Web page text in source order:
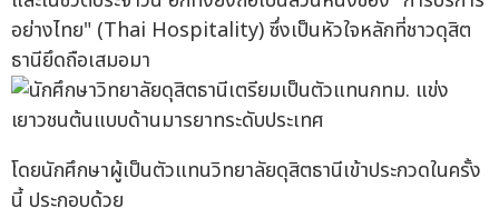
อย่างไทย" (Thai Hospitality) ซึ่งเป็นหัวใจหลักที่ชาวดุสิต
ธานียึดถือเสมอมา
โดยนักศึกษาผู้เป็นตัวแทนวิทยาลัยดุสิตธานีเข้าประกวดในครั้ง
นี้ ประกอบด้วย